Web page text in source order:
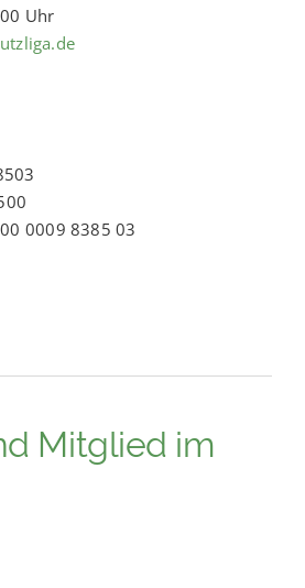
Uhr
0009 8385 03
Mitglied im